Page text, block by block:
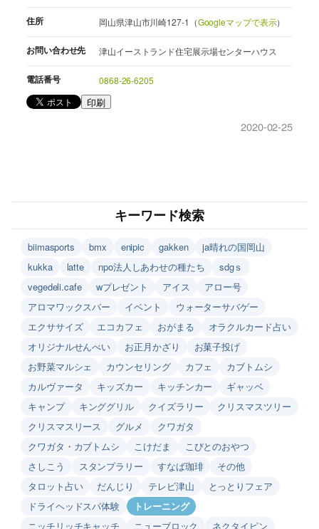
住所 岡山県津山市川崎127-1（Googleマップで表示）
お問い合わせ先 津山イーストランド住宅展示場センターハウス
電話番号 0868-26-6205
印刷
2020-02-25
キーワード検索
biimasports bmx enipic gakken
ja晴れの国岡山
kukka
latte npo法人しあわせの種たち
sdgｓ
vegedeli.cafe
wプレゼント アイス
アロー号
アロマワックスバー
イベント
ウォーターサバゲー
エクササイズ
エコカフェ おがまる
オラクルカード占い
オリジナルせんべい
お正月かざり
お菓子投げ
お野菜マルシェ
カウンセリング カフェ
カブトムシ
カルヴァータ
キッズカー キッチンカー
ギャッベ
キャンプ
キンググリル クイズラリー
クリスマスツリー
クリスマスリース
グルメ
クワガタ
クワガタ・カブトムシ
こけだま
こびとのおやつ
さしこう
スタンプラリー すなば珈琲
その他
タロット占い
だんじり テレビ津山
とっとりフェア
ドライヘッドスパ体験
トレーニング
ニッチリッチキャッチ
ニューブロック ネクタイピン